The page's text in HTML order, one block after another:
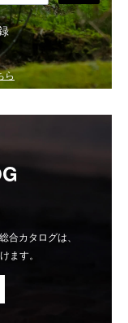
ら
合カタログは、
ます。